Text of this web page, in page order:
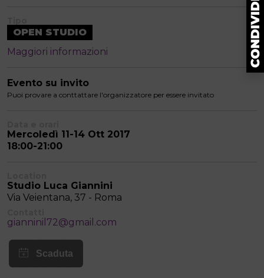
OPEN STUDIO
Maggiori informazioni
Evento su invito
Puoi provare a conttattare l'organizzatore per essere invitato
Mercoledì 11-14 Ott 2017
18:00-21:00
Studio Luca Giannini
Via Veientana, 37 - Roma
gianninil72@gmail.com